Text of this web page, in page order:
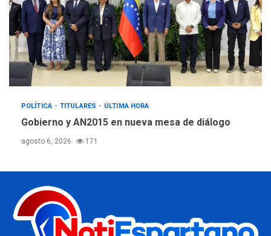
POLÍTICA TITULARES ÚLTIMA HORA
Gobierno y AN2015 en nueva mesa de diálogo
agosto 6, 2026 171